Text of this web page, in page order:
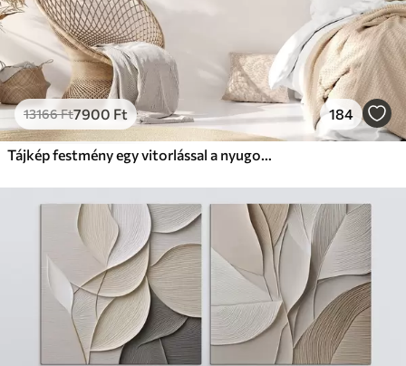
13166Ft7900 Ft 184
Tájkép festmény egy vitorlással a nyugodt tengeren, narancssárga és sárga égbolt, távoli hegyek